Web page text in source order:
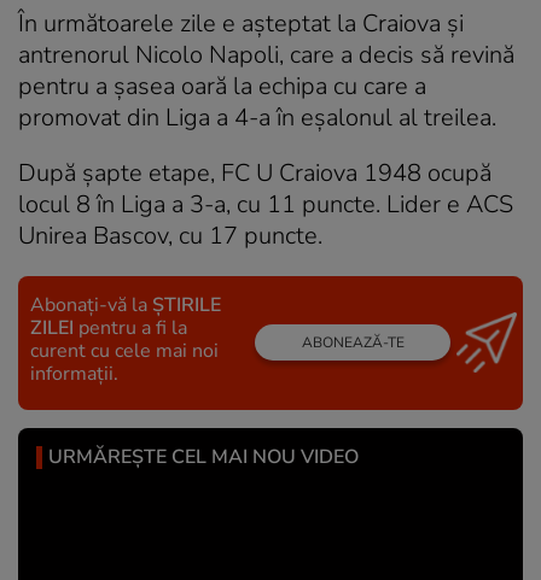
În următoarele zile e așteptat la Craiova și
antrenorul Nicolo Napoli, care a decis să revină
pentru a șasea oară la echipa cu care a
promovat din Liga a 4-a în eșalonul al treilea.
După șapte etape, FC U Craiova 1948 ocupă
locul 8 în Liga a 3-a, cu 11 puncte. Lider e ACS
Unirea Bascov, cu 17 puncte.
Abonați-vă la ȘTIRILE
ZILEI pentru a fi la
curent cu cele mai noi
informații.
ABONEAZĂ-TE
URMĂREȘTE CEL MAI NOU VIDEO